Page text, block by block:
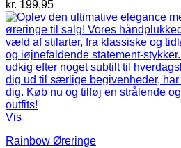
kr. 199,95
Vis
Rainbow Øreringe